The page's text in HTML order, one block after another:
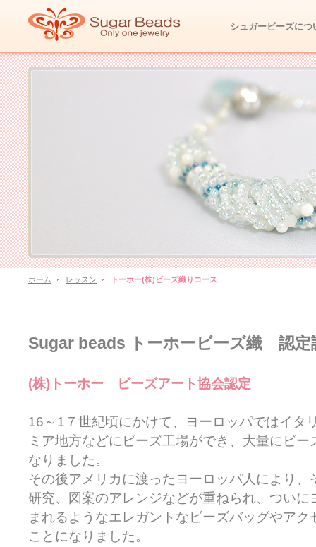
シュガービーズにつ
ホーム レッスン トーホー(株)ビーズ織りコース
Sugar beads トーホービーズ織 認定
(株)トーホー ビーズアート協会認定
16～1７世紀頃にかけて、ヨーロッパではイタ
ミア地方などにビーズ工場ができ、大量にビ
なりました。
その後アメリカに渡ったヨーロッパ人により、
研究、図案のアレンジなどが重ねられ、ついに
まれるようなエレガントなビーズバッグやア
ことになりました。